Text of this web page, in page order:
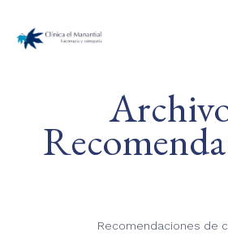
Recomendaciones de